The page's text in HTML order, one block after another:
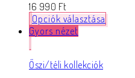
16 990 Ft
Opciók választása
Gyors nézet
Őszi/téli kollekciók